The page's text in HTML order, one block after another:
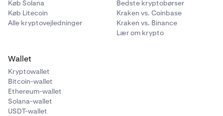
Køb Solana
Køb Litecoin
Alle kryptovejledninger
Bedste kryptobørser
Kraken vs. Coinbase
Kraken vs. Binance
Lær om krypto
Wallet
Kryptowallet
Bitcoin-wallet
Ethereum-wallet
Solana-wallet
USDT-wallet